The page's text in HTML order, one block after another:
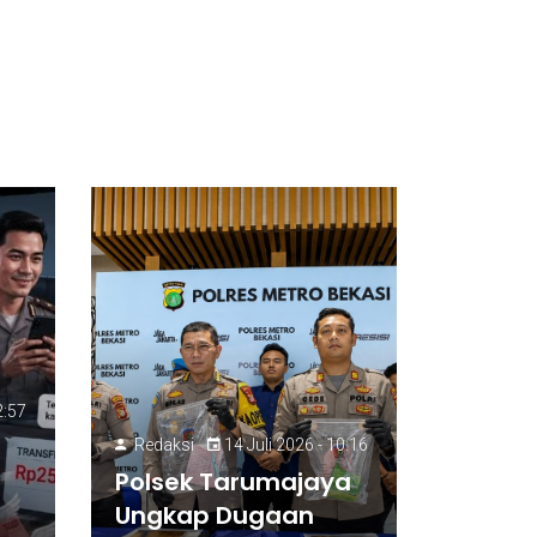
Redaksi 14 Juli 2026 - 10:16
Polsek Tarumajaya
Ungkap Dugaan